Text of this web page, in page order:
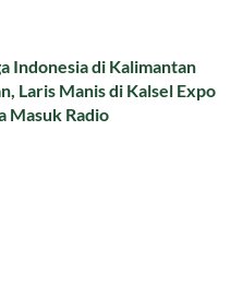
Indonesia di Kalimantan
Laris Manis di Kalsel Expo
Masuk Radio